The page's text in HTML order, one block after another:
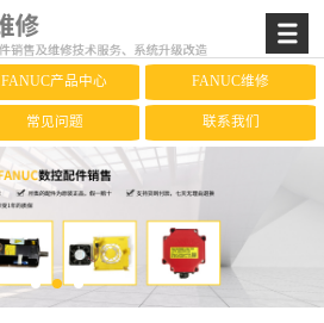
FANUC产品中心 FANUC维修
常见问题 联系我们